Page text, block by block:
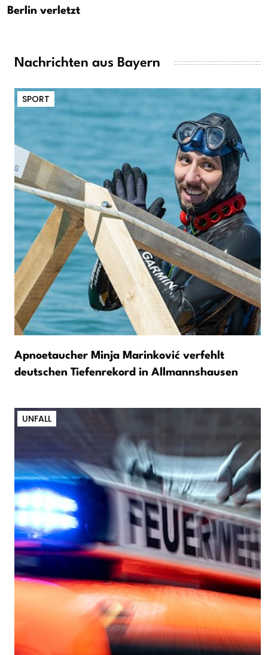
Berlin verletzt
Nachrichten aus Bayern
SPORT
Apnoetaucher Minja Marinković verfehlt
deutschen Tiefenrekord in Allmannshausen
UNFALL